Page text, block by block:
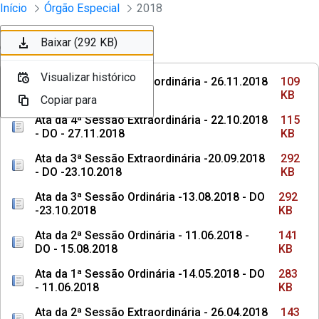
Pular para o Conteúdo principal
Sessões e Reuniões - Documentos
Início Órgão Especial 2018
Ordenar Filtro
Ata da 5ª Sessão Extraordinária - 26.11.2018
- DO - 21.03.2019
109
KB
Ata da 4ª Sessão Extraordinária - 22.10.2018
- DO - 27.11.2018
115
KB
Ata da 3ª Sessão Extraordinária -20.09.2018
- DO -23.10.2018
292
KB
Ata da 3ª Sessão Ordinária -13.08.2018 - DO
-23.10.2018
292
KB
Ata da 2ª Sessão Ordinária - 11.06.2018 -
DO - 15.08.2018
141
KB
Ata da 1ª Sessão Ordinária -14.05.2018 - DO
- 11.06.2018
283
KB
Ata da 2ª Sessão Extraordinária - 26.04.2018
143
Baixar (109 KB)
Visualizar histórico
Copiar para
Baixar (115 KB)
Visualizar histórico
Copiar para
Baixar (292 KB)
Visualizar histórico
Copiar para
Baixar (292 KB)
Visualizar histórico
Copiar para